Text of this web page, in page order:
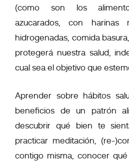
(como son los
azucarados, con harinas
hidrogenadas, comida
protegerá nuestra salud,
cual sea el objetivo que
Aprender sobre hábitos
beneficios de un patrón
descubrir qué bien te
practicar meditación, (re-
contigo misma, conocer